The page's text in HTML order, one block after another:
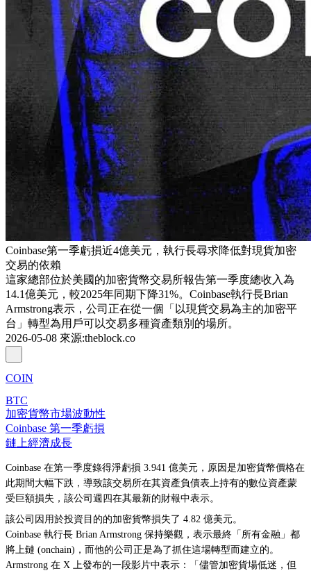
Coinbase第一季虧損近4億美元，執行長尋求降低對現貨加密
交易的依賴
這家總部位於美國的加密貨幣交易所報告第一季度總收入為
14.1億美元，較2025年同期下降31%。Coinbase執行長Brian
Armstrong表示，公司正在從一個「以現貨交易為主的加密平
台」轉型為用戶可以交易多種資產類別的場所。
2026-05-08 來源:theblock.co
COIN
BTC
加密貨幣市場波動性
Coinbase 第一季虧損
鏈上經濟成長
Coinbase 在第一季度錄得淨虧損 3.941 億美元，原因是加密貨幣價格在
此期間大幅下跌，導致該交易所在其資產負債表上持有的數位資產蒙
受巨額損失，該公司週四在其最新的財報中表示。
該公司因用於投資目的的加密貨幣損失了 4.82 億美元。
Coinbase 執行長 Brian Armstrong 保持樂觀，表示最終「所有金融」都
將上鏈 (onchain)，而他的公司正是為了抓住這場轉型而建立的。
Armstrong 在 X 上發布的一段影片中表示：「儘管加密貨場低迷，但